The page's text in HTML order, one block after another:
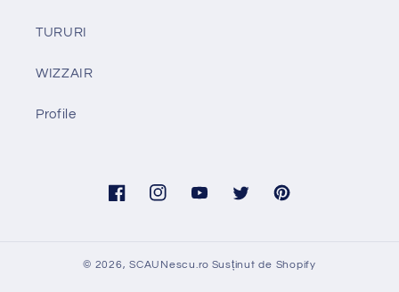
TURURI
WIZZAIR
Profile
FacebookInstagramYouTubeTwitter Pinterest
© 2026,SCAUNescu.ro Susținut de Shopify